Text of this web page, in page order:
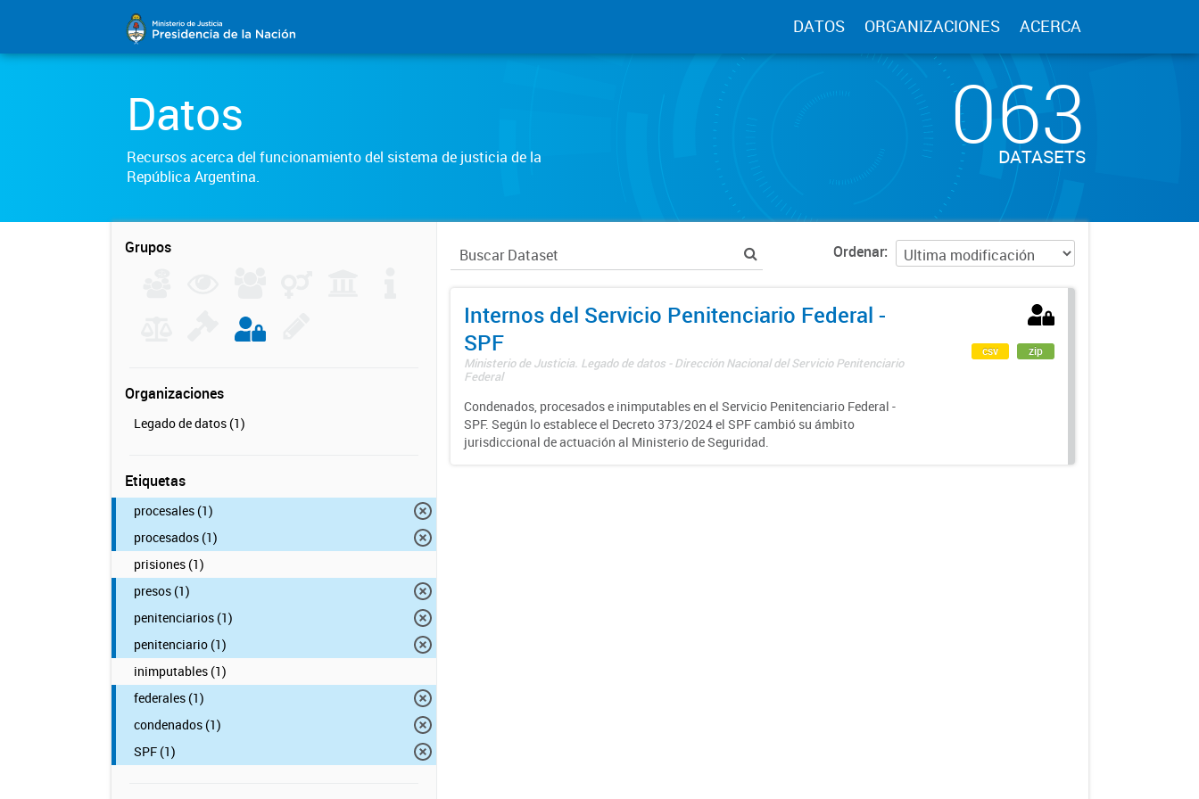
DATOS ORGANIZACIONES ACERCA
Datos
Recursos acerca del funcionamiento del sistema de justicia de la
República Argentina.
063
DATASETS
Grupos
Organizaciones
Legado de datos (1)
Etiquetas
procesales (1)
procesados (1)
prisiones (1)
presos (1)
penitenciarios (1)
penitenciario (1)
inimputables (1)
federales (1)
condenados (1)
SPF (1)
Ordenar
Internos del Servicio Penitenciario Federal -
SPF
Ministerio de Justicia. Legado de datos - Dirección Nacional del Servicio Penitenciario
Federal
Condenados, procesados e inimputables en el Servicio Penitenciario Federal -
SPF. Según lo establece el Decreto 373/2024 el SPF cambió su ámbito
jurisdiccional de actuación al Ministerio de Seguridad.
csv zip